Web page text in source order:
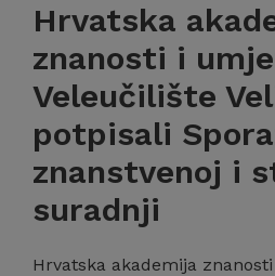
Hrvatska
znanosti i
Veleučilište
potpisali
znanstvenoj i
suradnji
Hrvatska akademija